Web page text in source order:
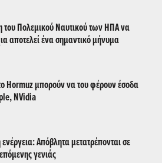
Πολεμικού Ναυτικού των ΗΠΑ να
αποτελεί ένα σημαντικό μήνυμα
Hormuz μπορούν να του φέρουν έσοδα
NVidia
Απόβλητα μετατρέπονται σε
γενιάς